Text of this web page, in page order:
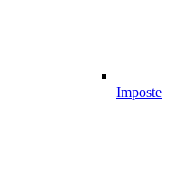
Imposte